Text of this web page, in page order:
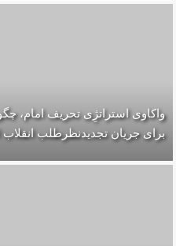
واکاوی استراتژِی تحریف امام،
برای جریان تجدیدنظرطلب